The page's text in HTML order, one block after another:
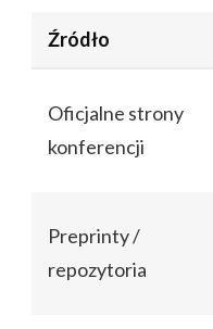
Źródło
Oficjalne strony
konferencji
Preprinty /
repozytoria